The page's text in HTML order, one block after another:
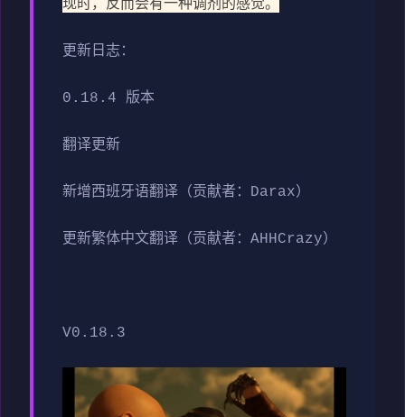
现时，反而会有一种调剂的感觉。
更新日志：
0.18.4 版本
翻译更新
新增西班牙语翻译（贡献者：Darax）
更新繁体中文翻译（贡献者：AHHCrazy）
V0.18.3